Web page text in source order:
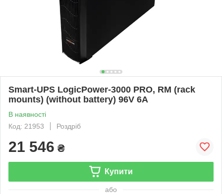
Smart-UPS LogicPower-3000 PRO, RM (rack
mounts) (without battery) 96V 6A
В наявності
Код: 21953
Роздріб
21 546 ₴
Купити
або